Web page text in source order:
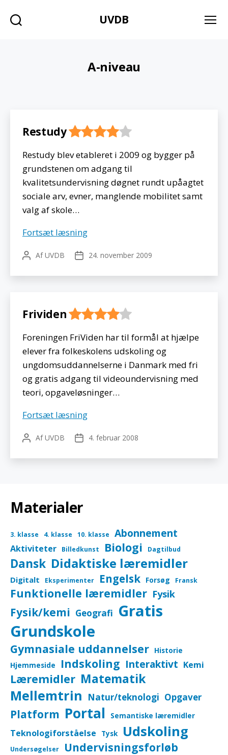
UVDB
A-niveau
Restudy
Restudy blev etableret i 2009 og bygger på
grundstenen om adgang til
kvalitetsundervisning døgnet rundt upåagtet
sociale arv, evner, manglende mobilitet samt
valg af skole…
Fortsæt læsningRestudy
Indlægsforfatter
AfUVDB Indlægsdato
24. november 2009
Frividen
Foreningen FriViden har til formål at hjælpe
elever fra folkeskolens udskoling og
ungdomsuddannelserne i Danmark med fri
og gratis adgang til videoundervisning med
teori, opgaveløsninger…
Fortsæt læsningFrividen
Indlægsforfatter
AfUVDB Indlægsdato
4. februar 2008
Materialer
3. klasse 4. klasse 10. klasse Abonnement
Aktiviteter Billedkunst Biologi Dagtilbud
Dansk Didaktiske læremidler
Digitalt Eksperimenter Engelsk Forsøg Fransk
Funktionelle læremidler Fysik
Fysik/kemi Geografi Gratis
Grundskole
Gymnasiale uddannelser Historie
Hjemmeside
Indskoling Interaktivt Kemi
Læremidler Matematik
Mellemtrin Natur/teknologi Opgaver
Platform Portal Semantiske læremidler
Teknologiforståelse Tysk Udskoling
Undersøgelser Undervisningsforløb